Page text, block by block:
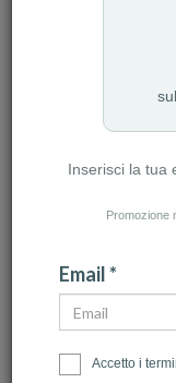
Inserisci la tua
Promozione
Email *
Accetto i